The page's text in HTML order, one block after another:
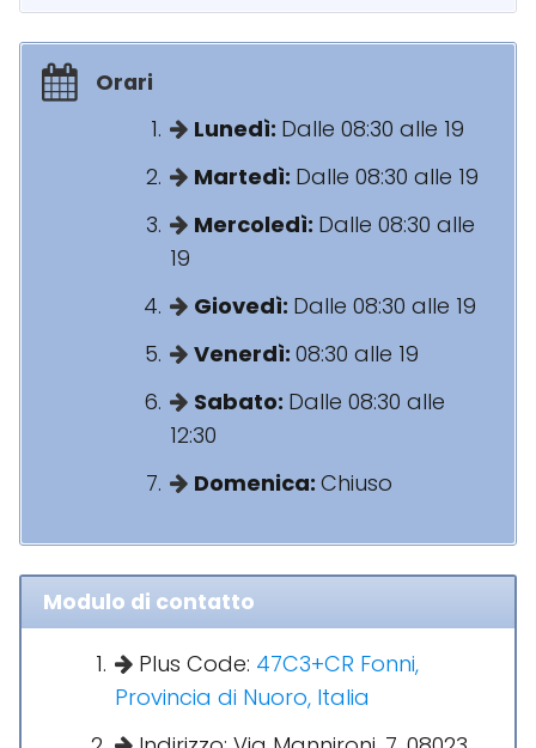
Orari
Lunedì: Dalle 08:30 alle 19
Martedì: Dalle 08:30 alle 19
Mercoledì: Dalle 08:30 alle
19
Giovedì: Dalle 08:30 alle 19
Venerdì: 08:30 alle 19
Sabato: Dalle 08:30 alle
12:30
Domenica: Chiuso
Modulo di contatto
Plus Code: 47C3+CR Fonni,
Provincia di Nuoro, Italia